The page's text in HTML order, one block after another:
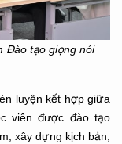
Đào tạo giọng nói
luyện kết hợp giữa
viên được đào tạo
xây dựng kịch bản,